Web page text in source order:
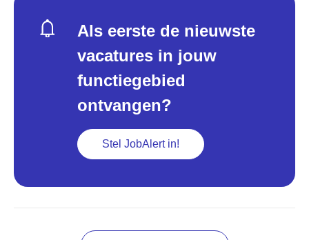
Als eerste de nieuwste
vacatures in jouw
functiegebied
ontvangen?
Stel JobAlert in!